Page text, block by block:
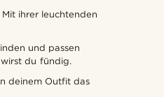
ihrer leuchtenden
und passen
du fündig.
deinem Outfit das